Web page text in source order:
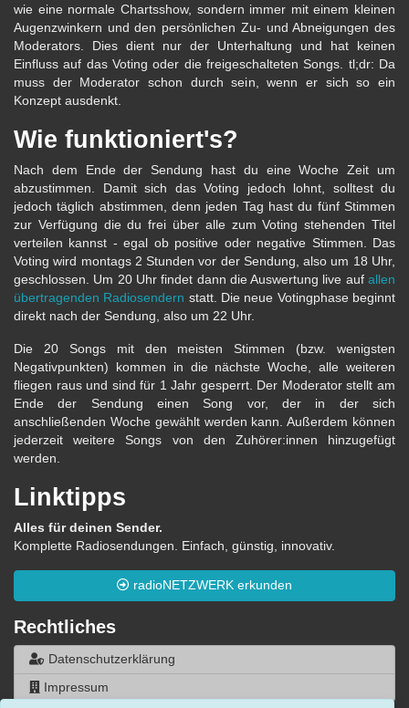
wie eine normale Chartsshow, sondern immer mit einem kleinen
Augenzwinkern und den persönlichen Zu- und Abneigungen des
Moderators. Dies dient nur der Unterhaltung und hat keinen
Einfluss auf das Voting oder die freigeschalteten Songs. tl;dr: Da
muss der Moderator schon durch sein, wenn er sich so ein
Konzept ausdenkt.
Wie funktioniert's?
Nach dem Ende der Sendung hast du eine Woche Zeit um
abzustimmen. Damit sich das Voting jedoch lohnt, solltest du
jedoch täglich abstimmen, denn jeden Tag hast du fünf Stimmen
zur Verfügung die du frei über alle zum Voting stehenden Titel
verteilen kannst - egal ob positive oder negative Stimmen. Das
Voting wird montags 2 Stunden vor der Sendung, also um 18 Uhr,
geschlossen. Um 20 Uhr findet dann die Auswertung live auf allen
übertragenden Radiosendern statt. Die neue Votingphase beginnt
direkt nach der Sendung, also um 22 Uhr.
Die 20 Songs mit den meisten Stimmen (bzw. wenigsten
Negativpunkten) kommen in die nächste Woche, alle weiteren
fliegen raus und sind für 1 Jahr gesperrt. Der Moderator stellt am
Ende der Sendung einen Song vor, der in der sich
anschließenden Woche gewählt werden kann. Außerdem können
jederzeit weitere Songs von den Zuhörer:innen hinzugefügt
werden.
Linktipps
Alles für deinen Sender.
Komplette Radiosendungen. Einfach, günstig, innovativ.
radioNETZWERK erkunden
Rechtliches
Datenschutzerklärung
Impressum